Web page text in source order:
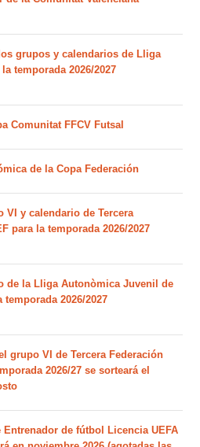
grupos y calendarios de Lliga
temporada 2026/2027
Comunitat FFCV Futsal
de la Copa Federación
VI y calendario de Tercera
para la temporada 2026/2027
de la Lliga Autonòmica Juvenil de
2026/2027
grupo VI de Tercera Federación
2026/27 se sorteará el
Entrenador de fútbol Licencia UEFA